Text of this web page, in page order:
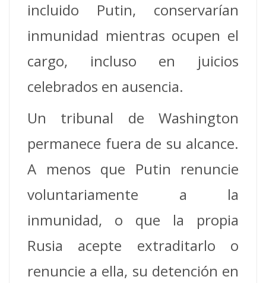
incluido Putin, conservarían
inmunidad mientras ocupen el
cargo, incluso en juicios
celebrados en ausencia.
Un tribunal de Washington
permanece fuera de su alcance.
A menos que Putin renuncie
voluntariamente a la
inmunidad, o que la propia
Rusia acepte extraditarlo o
renuncie a ella, su detención en